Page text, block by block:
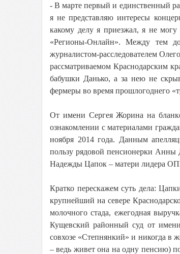
- В марте первый и единственный
я не представляю интересы
какому делу я приезжал, я не
«Регионы-Онлайн». Между тем
журналистом-расследователем
рассматриваемом Краснодарским
бабушки Данько, а за нею не
фермеры во время прошлогоднего
От имени Сергея Жорина на
ознакомлении с материалами
ноября 2014 года. Данным
пользу рядовой пенсионерки Анны
Надежды Цапок – матери лидера
Кратко перескажем суть дела:
крупнейший на севере
молочного стада, ежегодная
Кущевский районный суд от
совхозе «Степнянкий» и никогда в
– ведь живет она на одну пенсию)